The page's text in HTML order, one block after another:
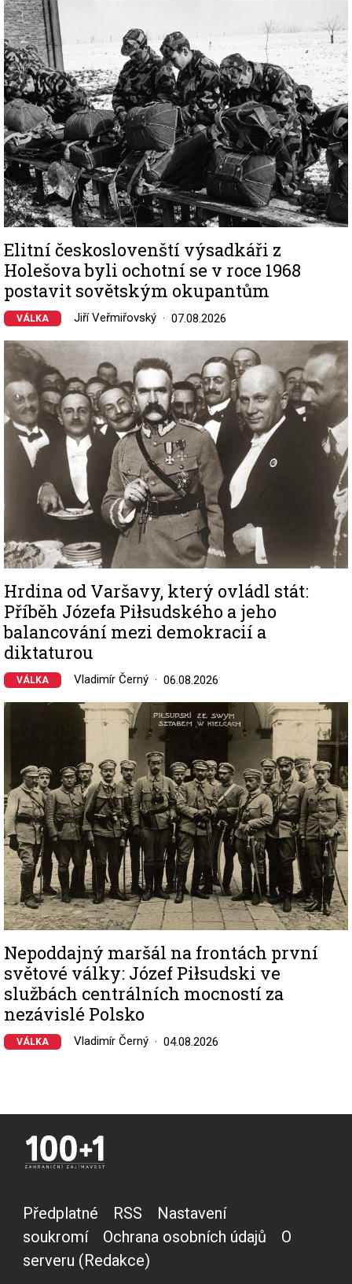
Image
Elitní českoslovenští výsadkáři z
Holešova byli ochotní se v roce 1968
postavit sovětským okupantům
VÁLKA Jiří Veřmiřovský 07.08.2026
Image
Hrdina od Varšavy, který ovládl stát:
Příběh Józefa Piłsudského a jeho
balancování mezi demokracií a
diktaturou
VÁLKA Vladimír Černý 06.08.2026
Image
Nepoddajný maršál na frontách první
světové války: Józef Piłsudski ve
službách centrálních mocností za
nezávislé Polsko
VÁLKA Vladimír Černý 04.08.2026
Předplatné RSS
Nastavení
soukromí
Ochrana osobních údajů
O
serveru (Redakce)